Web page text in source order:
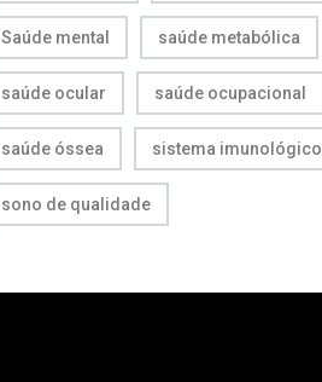
Saúde mental saúde metabólica
saúde ocular saúde ocupacional
saúde óssea sistema imunológico
sono de qualidade